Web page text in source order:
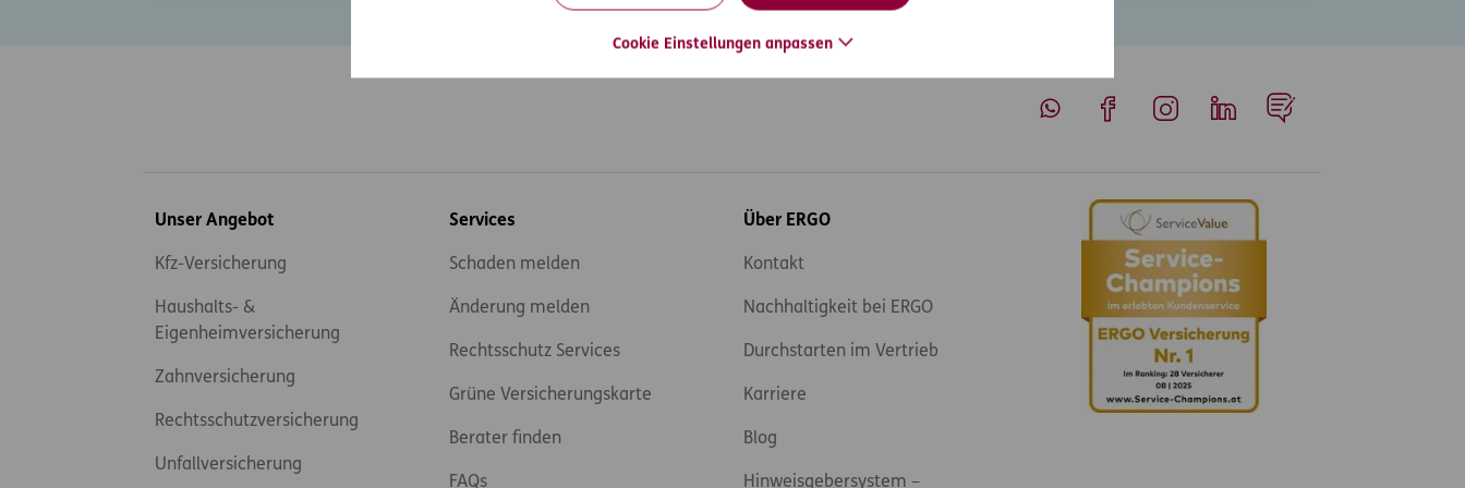
Cookie Einstellungen anpassen
Inhaltsübersicht
Unser Angebot
Kfz-Versicherung
Haushalts- &
Eigenheimversicherung
Zahnversicherung
Rechtsschutzversicherung
Unfallversicherung
Services
Schaden melden
Änderung melden
Rechtsschutz Services
Grüne Versicherungskarte
Berater finden
FAQs
Über ERGO
Kontakt
Nachhaltigkeit bei ERGO
Durchstarten im Vertrieb
Karriere
Blog
Hinweisgebersystem –